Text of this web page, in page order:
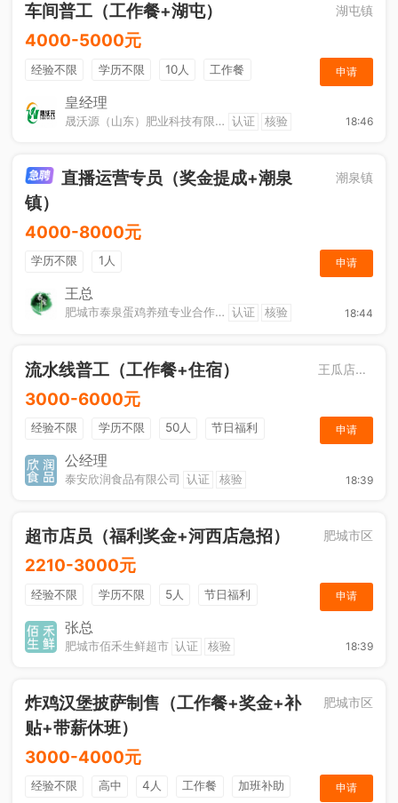
车间普工（工作餐+湖屯） 湖屯镇
4000-5000元
经验不限 学历不限 10人
工作餐
奖励计划
节日福利
申请
皇经理
晟沃源（山东）肥业科技有限公司 认证 核验 18:46
直播运营专员（奖金提成+潮泉
镇）
潮泉镇
4000-8000元
学历不限 1人 申请
王总
肥城市泰泉蛋鸡养殖专业合作社 认证 核验 18:44
流水线普工（工作餐+住宿） 王瓜店街道
3000-6000元
经验不限 学历不限 50人
节日福利
工作餐
申请
公经理
泰安欣润食品有限公司 认证 核验 18:39
超市店员（福利奖金+河西店急招） 肥城市区
2210-3000元
经验不限 学历不限 5人
节日福利
综合补贴
申请
张总
肥城市佰禾生鲜超市 认证 核验 18:39
炸鸡汉堡披萨制售（工作餐+奖金+补
贴+带薪休班）
肥城市区
3000-4000元
经验不限 高中 4人 工作餐 加班补助 申请